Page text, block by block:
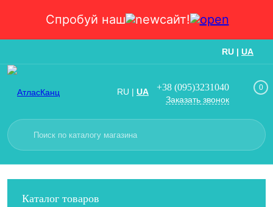
Спробуй наш сайт!
RU | UA
RU | UA +38 (095)3231040
Заказать звонок
0
Каталог товаров